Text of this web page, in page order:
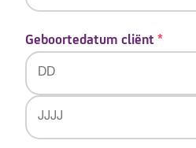
Geboortedatum cliënt *
Dag
Jaar